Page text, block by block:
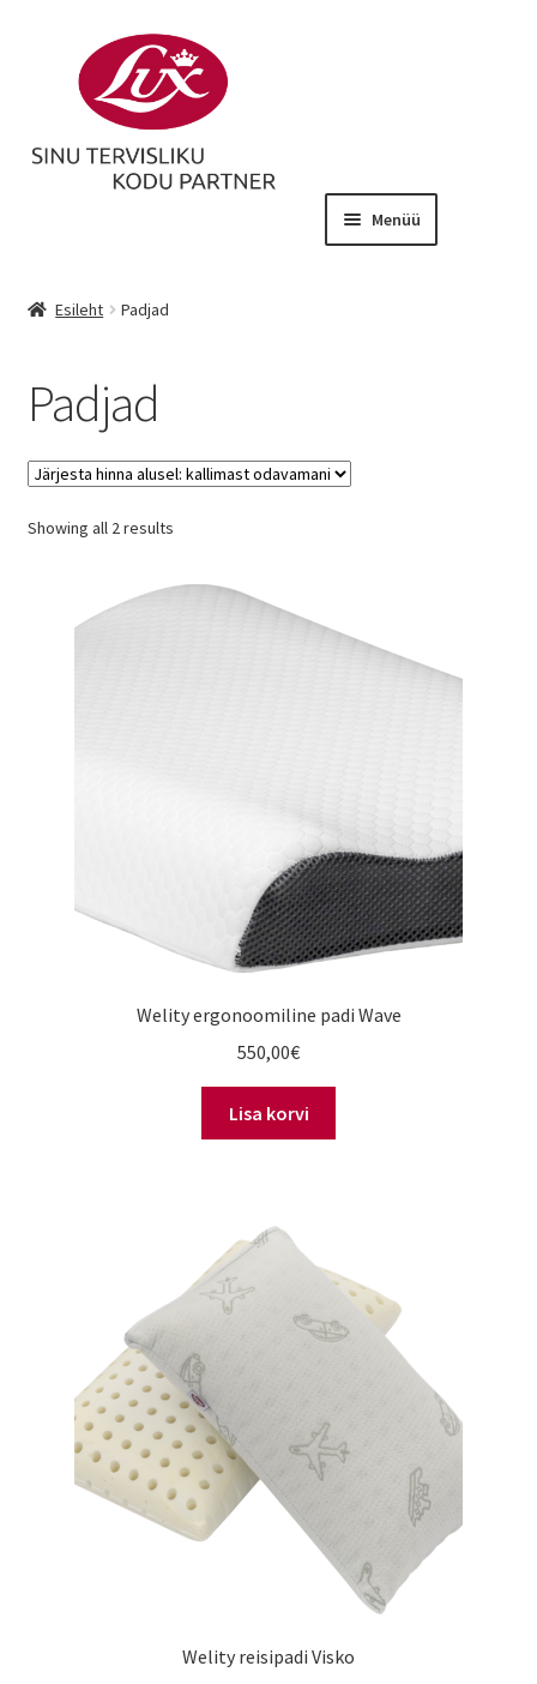
Menüü
Aurupuhastajad
Veepuhastajad
Madratsid ja padjad
Lux Gourmet tooted
Esileht Padjad
Padjad
Showing all 2 results
Welity ergonoomiline padi Wave
550,00€
Lisa korvi
Welity reisipadi Visko